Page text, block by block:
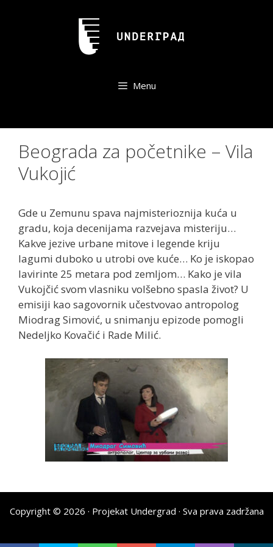
Menu
Beograda za početnike – Vila
Vukojić
Gde u Zemunu spava najmisterioznija kuća u
gradu, koja decenijama razvejava misteriju…
Kakve jezive urbane mitove i legende kriju
lagumi duboko u utrobi ove kuće… Ko je iskopao
lavirinte 25 metara pod zemljom… Kako je vila
Vukojčić svom vlasniku volšebno spasla život? U
emisiji kao sagovornik učestvovao antropolog
Miodrag Simović, u snimanju epizode pomogli
Nedeljko Kovačić i Rade Milić.
Copyright © 2026 · Projekat Undergrad · Sva prava zadržana